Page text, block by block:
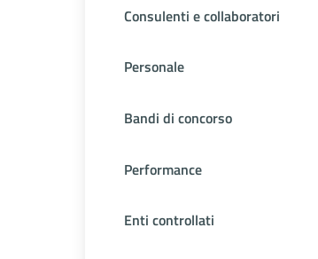
Consulenti e collaboratori
Personale
Bandi di concorso
Performance
Enti controllati